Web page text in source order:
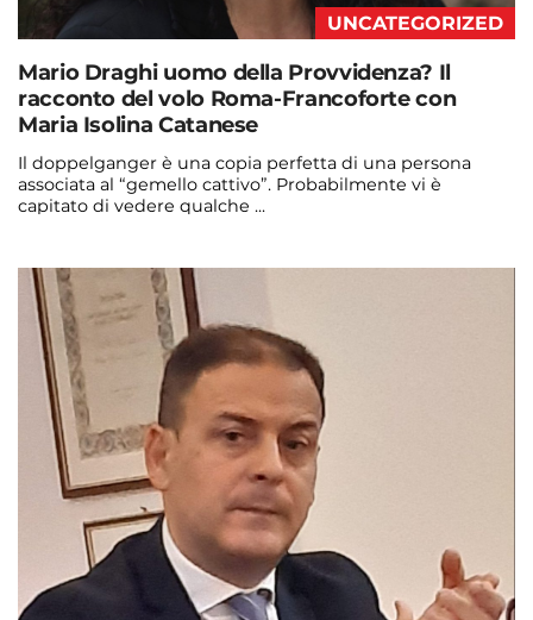
UNCATEGORIZED
Mario Draghi uomo della Provvidenza? Il
racconto del volo Roma-Francoforte con
Maria Isolina Catanese
Il doppelganger è una copia perfetta di una persona
associata al “gemello cattivo”. Probabilmente vi è
capitato di vedere qualche ...
admin@admin.com 3 days fa